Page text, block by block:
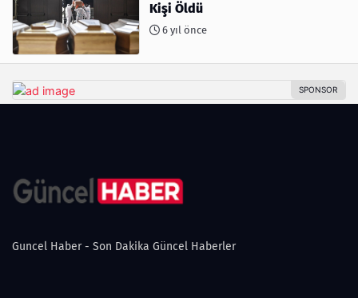
Kişi Öldü
6 yıl önce
Guncel Haber - Son Dakika Güncel Haberler